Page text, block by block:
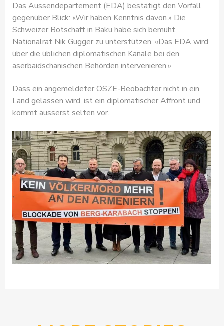
Das Aussendepartement (EDA) bestätigt den Vorfall
gegenüber Blick: «Wir haben Kenntnis davon.» Die
Schweizer Botschaft in Baku habe sich bemüht,
Nationalrat Nik Gugger zu unterstützen. «Das EDA wird
über die üblichen diplomatischen Kanäle bei den
aserbaidschanischen Behörden intervenieren.»
Dass ein angemeldeter OSZE-Beobachter nicht in ein
Land gelassen wird, ist ein diplomatischer Affront und
kommt äusserst selten vor.